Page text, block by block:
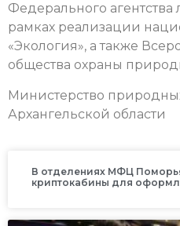
Федерального агентства
рамках реализации
«Экология», а также
общества охраны
Министерство
Архангельской области
В отделениях МФЦ
криптокабины для